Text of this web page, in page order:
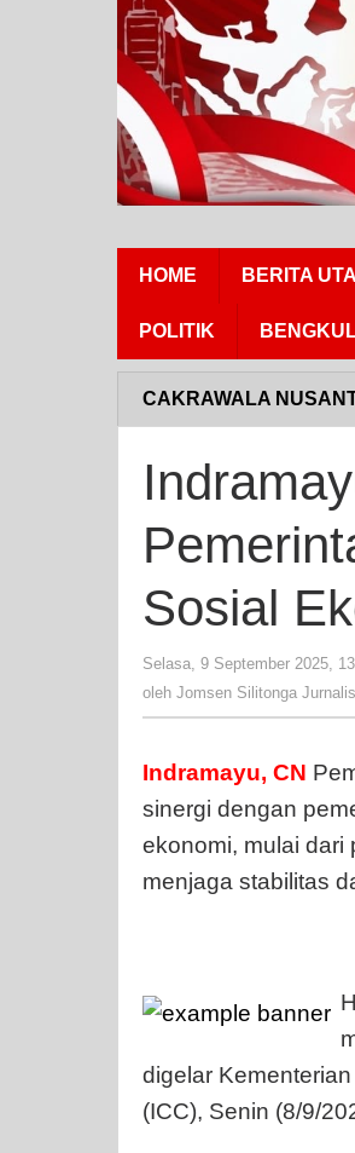
HOME BERITA
POLITIK
CAKRAWALA
Sosial
Selasa, 9 September 2025,
oleh Jomsen Silitonga
Indramayu, CN
sinergi dengan
ekonomi, mulai dari
menjaga stabilitas
digelar
(ICC), Senin (8/9/